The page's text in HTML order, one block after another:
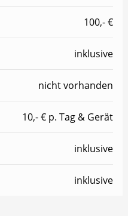
100,- €
inklusive
nicht vorhanden
10,- € p. Tag & Gerät
inklusive
inklusive